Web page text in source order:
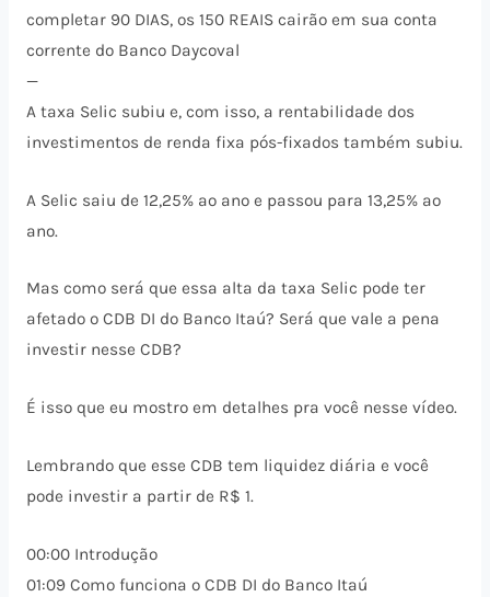
completar 90 DIAS, os 150 REAIS cairão em sua conta
corrente do Banco Daycoval
—
A taxa Selic subiu e, com isso, a rentabilidade dos
investimentos de renda fixa pós-fixados também subiu.
A Selic saiu de 12,25% ao ano e passou para 13,25% ao
ano.
Mas como será que essa alta da taxa Selic pode ter
afetado o CDB DI do Banco Itaú? Será que vale a pena
investir nesse CDB?
É isso que eu mostro em detalhes pra você nesse vídeo.
Lembrando que esse CDB tem liquidez diária e você
pode investir a partir de R$ 1.
00:00 Introdução
01:09 Como funciona o CDB DI do Banco Itaú